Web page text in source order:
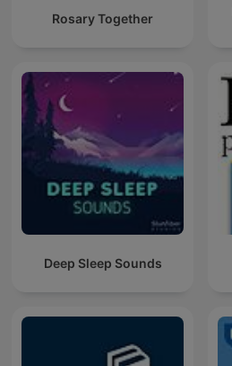
Rosary Together
Deep Sleep Sounds